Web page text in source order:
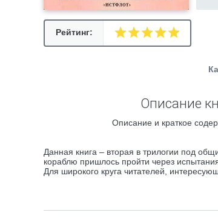
Рейтинг:
Описание
Описание и краткое
Данная книга – вторая в трилогии под
кораблю пришлось пройти через
Для широкого круга читателей,